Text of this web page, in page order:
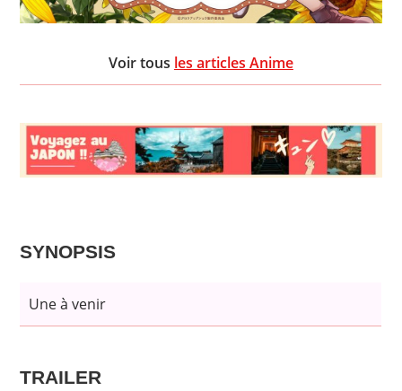
Voir tous les articles Anime
SYNOPSIS
Une à venir
TRAILER